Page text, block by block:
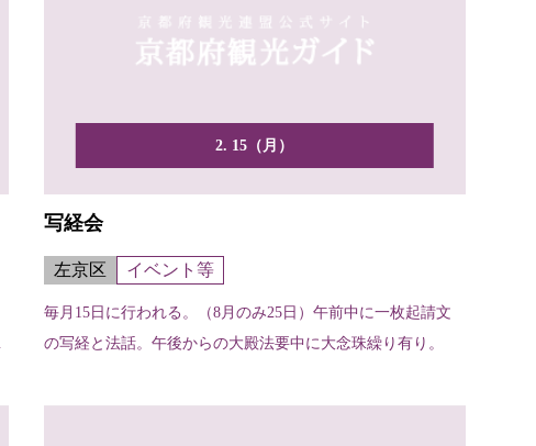
2. 15（月）
写経会
左京区 イベント等
毎月15日に行われる。（8月のみ25日）午前中に一枚起請文
の写経と法話。午後からの大殿法要中に大念珠繰り有り。